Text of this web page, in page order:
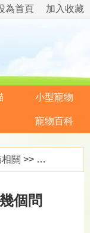
加入收藏
為首頁
小型寵物
寵物百科
關 >> 給貓洗澡時應該注意幾個問題：
個問